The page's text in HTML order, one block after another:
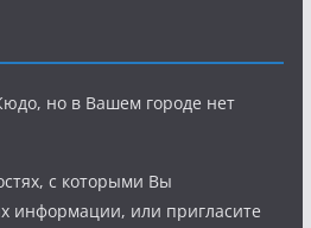
но в Вашем городе нет
с которыми Вы
информации, или пригласите